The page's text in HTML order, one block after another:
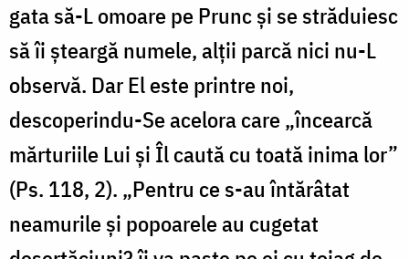
gata să-L omoare pe Prunc şi se străduiesc
să îi şteargă numele, alţii parcă nici nu-L
observă. Dar El este printre noi,
descoperindu-Se acelora care „încearcă
mărturiile Lui şi Îl caută cu toată inima lor”
(Ps. 118, 2). „Pentru ce s-au întărâtat
neamurile şi popoarele au cugetat